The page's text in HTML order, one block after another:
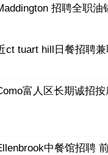
招聘全职油
ct tuart hill日餐招聘兼
富人区长期诚招
中餐馆招聘